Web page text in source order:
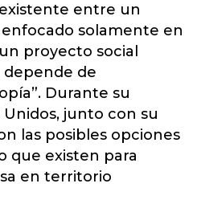
entre un
solamente en
proyecto social
depende de
Durante su
junto con su
las posibles opciones
que existen para
en territorio